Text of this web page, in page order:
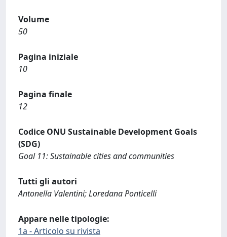
Volume
50
Pagina iniziale
10
Pagina finale
12
Codice ONU Sustainable Development Goals
(SDG)
Goal 11: Sustainable cities and communities
Tutti gli autori
Antonella Valentini; Loredana Ponticelli
Appare nelle tipologie:
1a - Articolo su rivista